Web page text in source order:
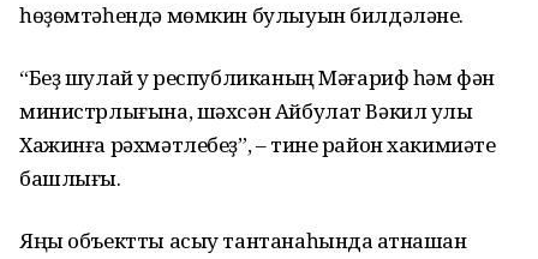
һөҙөмтәһендә мөмкин булыуын билдәләне.
“Беҙ шулай уҡ республиканың Мәғариф һәм фән
министрлығына, шәхсән Айбулат Вәкил улы
Хажинға рәхмәтлебеҙ”, – тине район хакимиәте
башлығы.
Яңы объектты асыу тантанаһында ҡатнашҡан